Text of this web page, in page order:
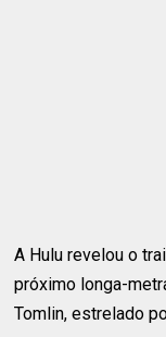
A Hulu revelou o
próximo longa-
Tomlin, estrelado